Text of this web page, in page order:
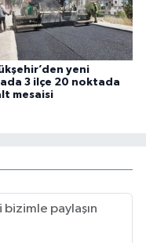
yeni
3 ilçe 20 noktada
mesaisi